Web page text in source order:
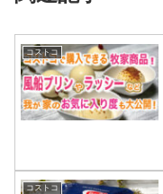
コストコ
コストコ